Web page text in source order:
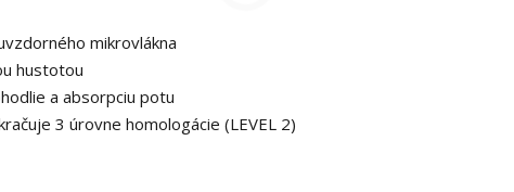
mikrovlákna
hustotou
a absorpciu potu
3 úrovne homologácie (LEVEL 2)